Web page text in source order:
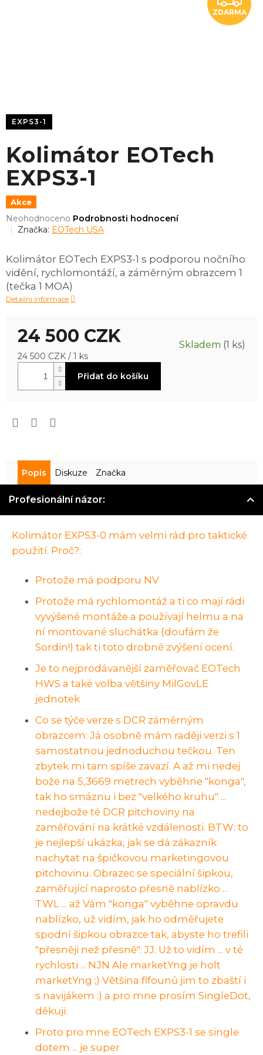
D
ZDARMA
Kolimátor EOTech
EXPS3-1
EXPS3-1
Akce
Průměrné
hodnocení
0,0
z
5
hvězdiček.
Neohodnoceno Podrobnosti hodnocení
Značka: EOTech USA
24 500 CZK
Měrná
24 500 CZK / 1 ks
Skladem (1 ks)
Přidat do košíku
Kolimátor EOTech EXPS3-1 s podporou nočního
vidění, rychlomontáží, a záměrným obrazcem 1
(tečka 1 MOA)
Detailní informace
Popis Diskuze Značka
Profesionální názor:
Kolimátor EXPS3-0 mám velmi rád pro taktické
použití. Proč?:
Protože má podporu NV
Protože má rychlomontáž a ti co mají rádi
vyvýšené montáže a používají helmu a na
ní montované sluchátka (doufám že
Sordin!) tak ti toto drobné zvýšení ocení.
Je to nejprodávanější zaměřovač EOTech
HWS a také volba většiny MilGovLE
jednotek
Co se týče verze s DCR záměrným
obrazcem: Já osobně mám raději verzi s 1
samostatnou jednoduchou tečkou. Ten
zbytek mi tam spíše zavazí. A až mi nedej
bože na 5,3669 metrech vyběhne "konga",
tak ho smáznu i bez "velkého kruhu" ...
nedejbože té DCR pitchoviny na
zaměřování na krátké vzdálenosti. BTW: to
je nejlepší ukázka, jak se dá zákazník
nachytat na špičkovou marketingovou
pitchovinu. Obrazec se speciální šipkou,
zaměřující naprosto přesně nablízko ...
TWL ... až Vám "konga" vyběhne opravdu
nablízko, už vidím, jak ho odměřujete
spodní šipkou obrazce tak, abyste ho trefili
"přesněji než přesně". JJ. Už to vidím ... v té
rychlosti ... NJN Ale marketYng je holt
marketYng ;) Většina flfounů jim to zbaští i
s navijákem :) a pro mne prosím SingleDot,
děkuji.
Proto pro mne EOTech EXPS3-1 se single
dotem ... je super